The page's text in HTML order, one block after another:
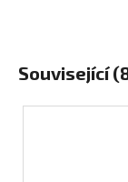
Související